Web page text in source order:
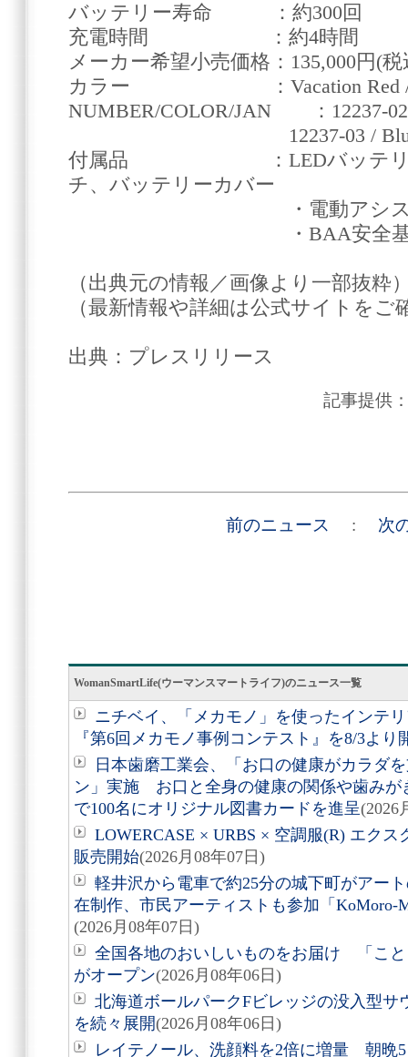
バッテリー寿命 ：約300回
充電時間 ：約4時間
メーカー希望小売価格：135,000円(税
カラー ：Vacation Red /
NUMBER/COLOR/JAN ：12237-02 /
12237-03 / Blue /
付属品 ：LEDバッテリー
チ、バッテリーカバー
・電動アシスト自転
・BAA安全基準
（出典元の情報／画像より一部抜粋
（最新情報や詳細は公式サイトをご
出典：プレスリリース
記事提供
前のニュース : 次
WomanSmartLife(ウーマンスマートライフ)のニュース一覧
ニチベイ、「メカモノ」を使ったインテ
『第6回メカモノ事例コンテスト』を8/3より
日本歯磨工業会、「お口の健康がカラダ
ン」実施 お口と全身の健康の関係や歯みが
で100名にオリジナル図書カードを進呈(2026
LOWERCASE × URBS × 空調服(R) エク
販売開始(2026月08年07日)
軽井沢から電車で約25分の城下町がアー
在制作、市民アーティストも参加「KoMoro-
(2026月08年07日)
全国各地のおいしいものをお届け 「こ
がオープン(2026月08年06日)
北海道ボールパークFビレッジの没入型サ
を続々展開(2026月08年06日)
レイテノール、洗顔料を2倍に増量 朝晩